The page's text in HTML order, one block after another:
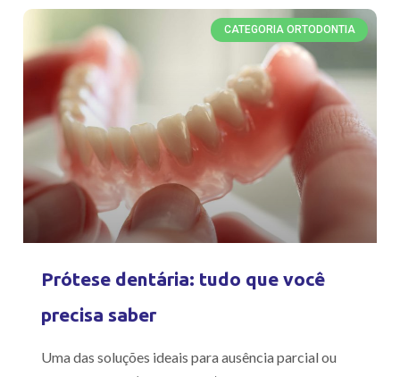
CATEGORIA ORTODONTIA
Prótese dentária: tudo que você
precisa saber
Uma das soluções ideais para ausência parcial ou